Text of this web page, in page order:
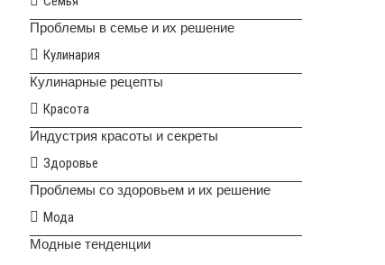
Проблемы в семье и их решение
Кулинария
Кулинарные рецепты
Красота
Индустрия красоты и секреты
Здоровье
Проблемы со здоровьем и их решение
Мода
Модные тенденции